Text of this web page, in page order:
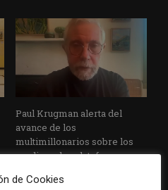
Paul Krugman alerta del
avance de los
multimillonarios sobre los
medios y las plataformas
de Cookies